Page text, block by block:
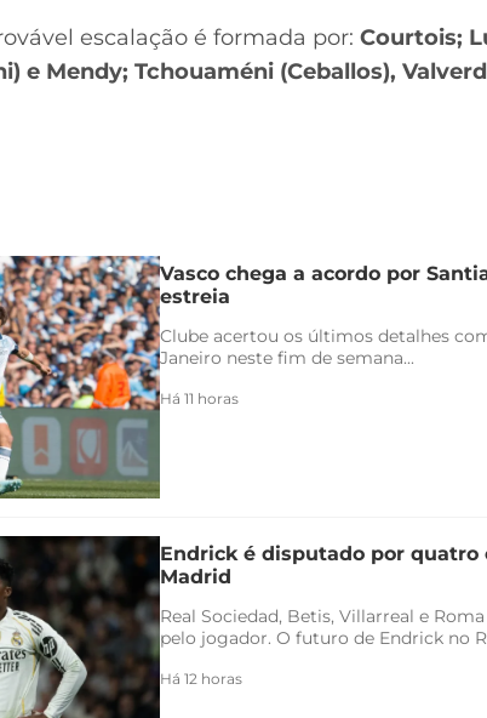
escalação é formada por: Courtois;
e Mendy; Tchouaméni (Ceballos),
Vasco chega a acordo por
estreia
Clube acertou os últimos detalhes
Janeiro neste fim de semana...
Há 11 horas
Endrick é disputado por quatro
Madrid
Real Sociedad, Betis, Villarreal e
pelo jogador. O futuro de Endrick no
Há 12 horas